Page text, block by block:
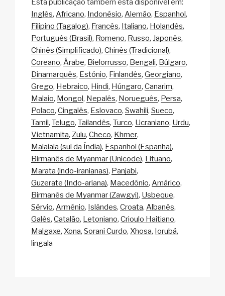
Esta publicação também está disponível em:
Inglês Africano Indonésio Alemão Espanhol
Filipino (Tagalog) Francês Italiano Holandês
Português (Brasil) Romeno Russo Japonês
Chinês (Simplificado) Chinês (Tradicional)
Coreano Árabe Bielorrusso Bengali Búlgaro
Dinamarquês Estónio Finlandês Georgiano
Grego Hebraico Hindi Húngaro Canarim
Malaio Mongol Nepalês Norueguês Persa
Polaco Cingalês Eslovaco Swahili Sueco
Tamil Telugo Tailandês Turco Ucraniano Urdu
Vietnamita Zulu Checo Khmer
Malaiala (sul da Índia) Espanhol (Espanha)
Birmanês de Myanmar (Unicode) Lituano
Marata (indo-iranianas) Panjabi
Guzerate (Indo-ariana) Macedónio Amárico
Birmanês de Myanmar (Zawgyi) Usbeque
Sérvio Arménio Islândes Croata Albanês
Galês Catalão Letoniano Crioulo Haitiano
Malgaxe Xona Sorani Curdo Xhosa Iorubá
lingala